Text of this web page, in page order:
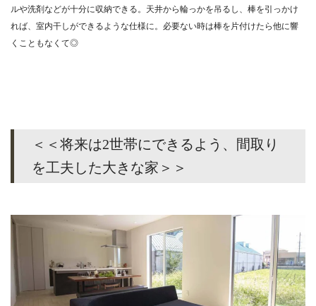
ルや洗剤などが十分に収納できる。天井から輪っかを吊るし、棒を引っかけ
れば、室内干しができるような仕様に。必要ない時は棒を片付けたら他に響
くこともなくて◎
＜＜将来は2世帯にできるよう、間取り
を工夫した大きな家＞＞